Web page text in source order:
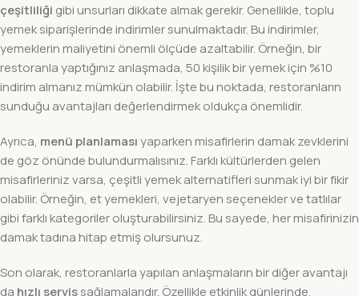
çeşitliliği gibi unsurları dikkate almak gerekir. Genellikle, toplu
yemek siparişlerinde indirimler sunulmaktadır. Bu indirimler,
yemeklerin maliyetini önemli ölçüde azaltabilir. Örneğin, bir
restoranla yaptığınız anlaşmada, 50 kişilik bir yemek için %10
indirim almanız mümkün olabilir. İşte bu noktada, restoranların
sunduğu avantajları değerlendirmek oldukça önemlidir.
Ayrıca, menü planlamasıyaparken misafirlerin damak zevklerini
de göz önünde bulundurmalısınız. Farklı kültürlerden gelen
misafirleriniz varsa, çeşitli yemek alternatifleri sunmak iyi bir fikir
olabilir. Örneğin, et yemekleri, vejetaryen seçenekler ve tatlılar
gibi farklı kategoriler oluşturabilirsiniz. Bu sayede, her misafirinizin
damak tadına hitap etmiş olursunuz.
Son olarak, restoranlarla yapılan anlaşmaların bir diğer avantajı
da hızlı servissağlamalarıdır. Özellikle etkinlik günlerinde,